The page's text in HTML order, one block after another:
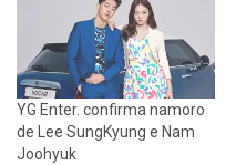
YG Enter. confirma namoro
de Lee SungKyung e Nam
Joohyuk